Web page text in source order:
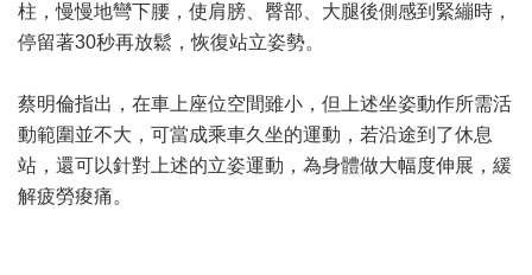
柱，慢慢地彎下腰，使肩膀、臀部、大腿後側感到緊繃時，
停留著30秒再放鬆，恢復站立姿勢。
蔡明倫指出，在車上座位空間雖小，但上述坐姿動作所需活
動範圍並不大，可當成乘車久坐的運動，若沿途到了休息
站，還可以針對上述的立姿運動，為身體做大幅度伸展，緩
解疲勞痠痛。